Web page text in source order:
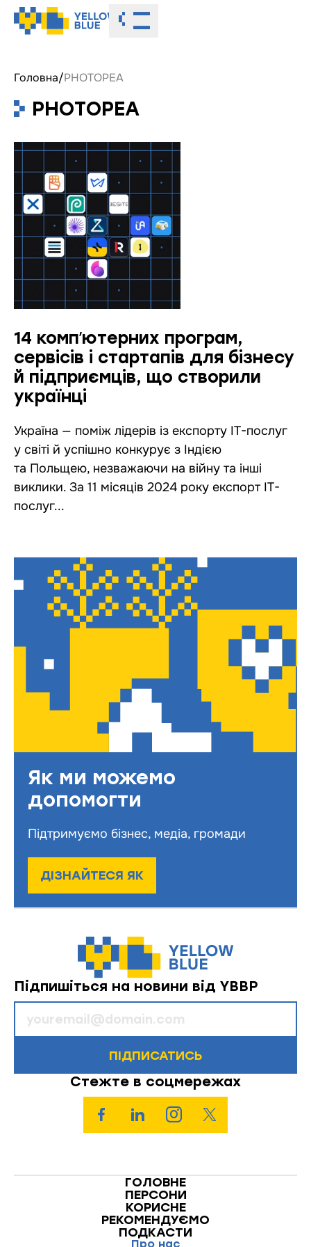
Toggle menu
Головна/PHOTOPEA
PHOTOPEA
14 компʼютерних програм,
сервісів і стартапів для бізнесу
й підприємців, що створили
українці
Україна — поміж лідерів із експорту ІТ-послуг
у світі й успішно конкурує з Індією
та Польщею, незважаючи на війну та інші
виклики. За 11 місяців 2024 року експорт ІТ-
послуг...
Як ми можемо
допомогти
Підтримуємо бізнес, медіа, громади
ДІЗНАЙТЕСЯ ЯК
Підпишіться на новини від YBBP
ПІДПИСАТИСЬ
Стежте в соцмережах
ГОЛОВНЕ
ПЕРСОНИ
КОРИСНЕ
РЕКОМЕНДУЄМО
ПОДКАСТИ
Про нас